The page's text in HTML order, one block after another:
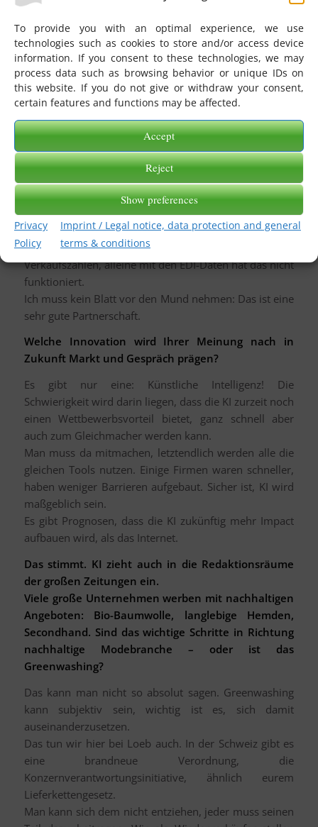
To provide you with an optimal experience, we use
technologies such as cookies to store and/or access device
information. If you consent to these technologies, we may
process data such as browsing behavior or unique IDs on
this website. If you do not give or withdraw your consent,
certain features and functions may be affected.
Accept
Reject
Show preferences
Privacy
Policy
Imprint / Legal notice, data protection and general
terms & conditions
Ja, liegt auch an der Größe unseres Unternehmens. Aus
meinem Büro heraus kann ich direkt zum CEO gehen,
in einem Großkonzern geht das natürlich nicht.
Wir schätzen Ihre Flexibilität und Zuverlässigkeit.
Was würden Sie über uns sagen? Nehmen Sie bitte
kein Blatt vor den Mund!
Ich kenne die Firma Pranke seit der Einführung von
SAP. Es funktioniert einwandfrei.
Ich empfinde die Zusammenarbeit als eine
Partnerschaft.
Vor zwei Jahren starteten wir gemeinsam den Versuch
einer Art Beschaffungsprognose aufgrund von
Verkaufszahlen, alleine mit den EDI-Daten hat das nicht
funktioniert.
Ich muss kein Blatt vor den Mund nehmen: Das ist eine
sehr gute Partnerschaft.
Welche Innovation wird Ihrer Meinung nach in
Zukunft Markt und Gespräch prägen?
Es gibt nur eine: Künstliche Intelligenz! Die
Schwierigkeit wird darin liegen, dass die KI zurzeit noch
einen Wettbewerbsvorteil bietet, ganz schnell aber
auch zum Gleichmacher werden kann.
Man muss da mitmachen, letztendlich werden alle die
gleichen Tools nutzen. Einige Firmen waren schneller,
haben weniger Barrieren aufgebaut. Sicher ist, KI wird
maßgeblich sein.
Es gibt Prognosen, dass die KI zukünftig mehr Impact
aufbauen wird, als das Internet.
Das stimmt. KI zieht auch in die Redaktionsräume
der großen Zeitungen ein.
Viele große Unternehmen werben mit nachhaltigen
Angeboten: Bio-Baumwolle, langlebige Hemden,
Secondhand. Sind das wichtige Schritte in Richtung
nachhaltige Modebranche – oder ist das
Greenwashing?
Das kann man nicht so absolut sagen. Greenwashing
kann subjektiv sein, wichtig ist es, sich damit
auseinanderzusetzen.
Das tun wir hier bei Loeb auch. In der Schweiz gibt es
eine brandneue Verordnung, die
Konzernverantwortungsinitiative, ähnlich eurem
Lieferkettengesetz.
Man kann sich dem nicht entziehen, jeder muss seinen